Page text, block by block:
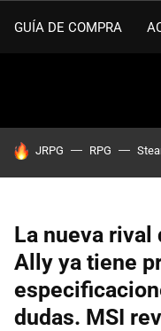
GUÍA DE COMPRA
HOY SE HABLA DE
JRPG RPG
La nueva rival
Ally ya tiene
dudas. MSI